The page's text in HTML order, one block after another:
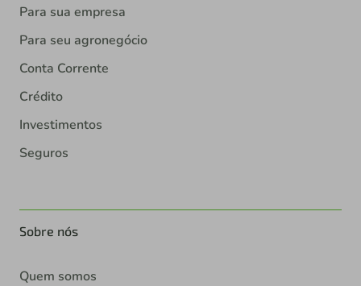
Para sua empresa
Para seu agronegócio
Conta Corrente
Crédito
Investimentos
Seguros
Sobre nós
Quem somos